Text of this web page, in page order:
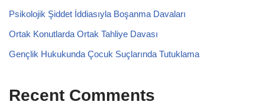
Psikolojik Şiddet İddiasıyla Boşanma Davaları
Ortak Konutlarda Ortak Tahliye Davası
Gençlik Hukukunda Çocuk Suçlarında Tutuklama
Recent Comments